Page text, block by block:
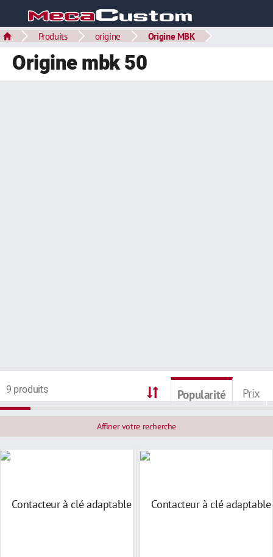
Produits origine Origine MBK
Origine mbk 50
9 produits Popularité Prix
Affiner votre recherche